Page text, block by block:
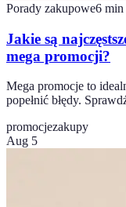
Porady zakupowe6 min
Jakie są
mega promocji?
Mega promocje to
popełnić błędy.
promocjezakupy
Aug 5